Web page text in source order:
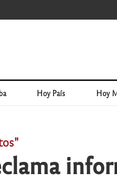
Hoy País Hoy